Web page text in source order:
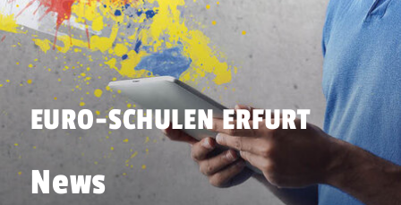
EURO-SCHULEN ERFURT
News